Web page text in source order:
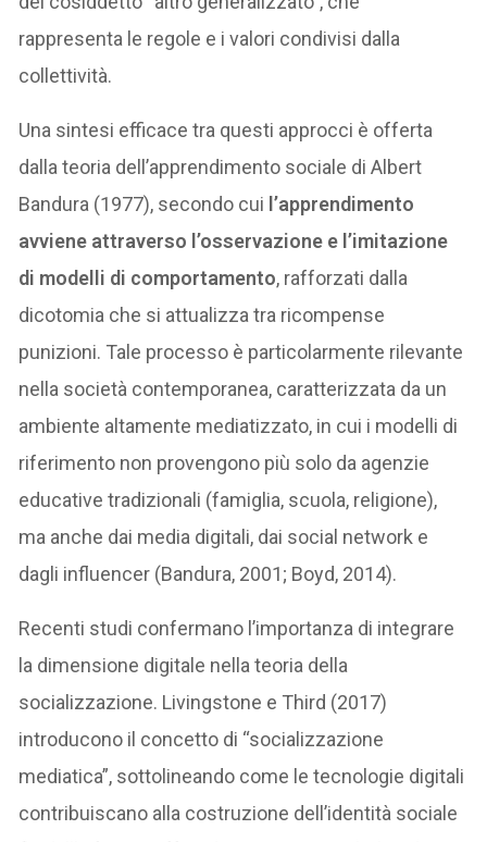
rappresenta le regole e i valori condivisi dalla
collettività.
Una sintesi efficace tra questi approcci è offerta
dalla teoria dell’apprendimento sociale di Albert
Bandura (1977), secondo cui l’apprendimento
avviene attraverso l’osservazione e l’imitazione
di modelli di comportamento, rafforzati dalla
dicotomia che si attualizza tra ricompense
punizioni. Tale processo è particolarmente rilevante
nella società contemporanea, caratterizzata da un
ambiente altamente mediatizzato, in cui i modelli di
riferimento non provengono più solo da agenzie
educative tradizionali (famiglia, scuola, religione),
ma anche dai media digitali, dai social network e
dagli influencer (Bandura, 2001; Boyd, 2014).
Recenti studi confermano l’importanza di integrare
la dimensione digitale nella teoria della
socializzazione. Livingstone e Third (2017)
introducono il concetto di “socializzazione
mediatica”, sottolineando come le tecnologie digitali
contribuiscano alla costruzione dell’identità sociale